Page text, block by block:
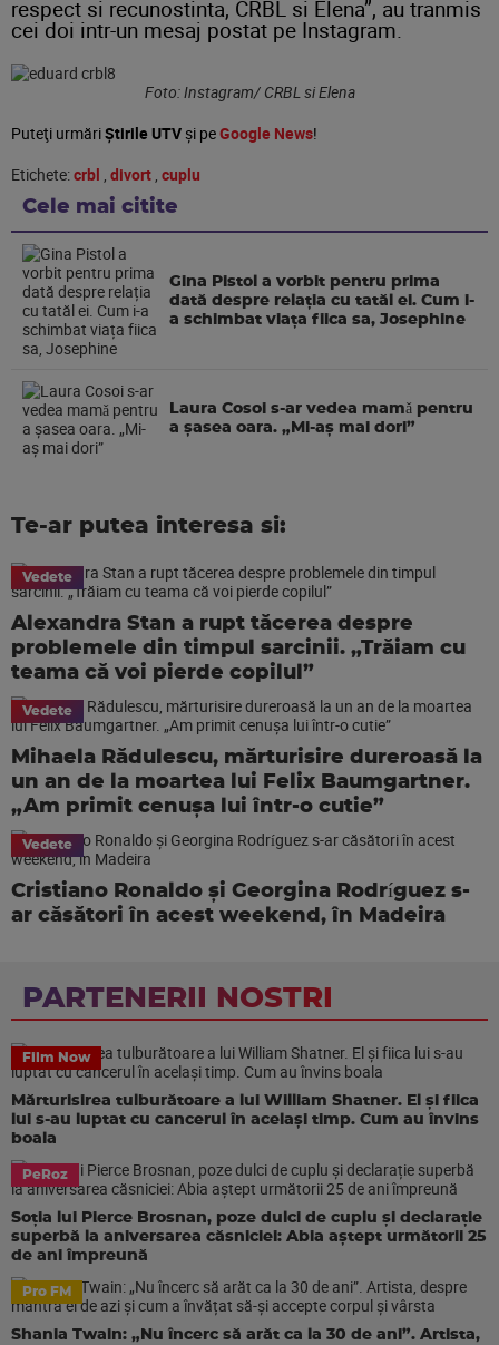
respect si recunostinta, CRBL si Elena”, au tranmis
cei doi intr-un mesaj postat pe Instagram.
Foto: Instagram/ CRBL si Elena
Puteţi urmăriȘtirile UTVşi peGoogle News!
Etichete:crbl , divort , cuplu
Cele mai citite
Gina Pistol a vorbit pentru prima
dată despre relația cu tatăl ei. Cum i-
a schimbat viața fiica sa, Josephine
Laura Cosoi s-ar vedea mamǎ pentru
a şasea oara. „Mi-aș mai dori”
Te-ar putea interesa si:
Vedete
Alexandra Stan a rupt tăcerea despre
problemele din timpul sarcinii. „Trăiam cu
teama că voi pierde copilul”
Vedete
Mihaela Rădulescu, mărturisire dureroasă la
un an de la moartea lui Felix Baumgartner.
„Am primit cenușa lui într-o cutie”
Vedete
Cristiano Ronaldo și Georgina Rodríguez s-
ar căsători în acest weekend, în Madeira
PARTENERII NOSTRI
Film Now
Mărturisirea tulburătoare a lui William Shatner. El și fiica
lui s-au luptat cu cancerul în același timp. Cum au învins
boala
PeRoz
Soția lui Pierce Brosnan, poze dulci de cuplu și declarație
superbă la aniversarea căsniciei: Abia aștept următorii 25
de ani împreună
Pro FM
Shania Twain: „Nu încerc să arăt ca la 30 de ani”. Artista,